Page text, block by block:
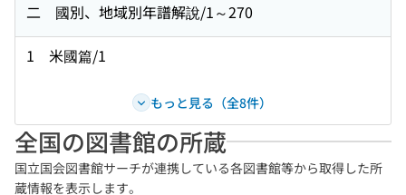
二 國別、地域別年譜解說/1～270
1 米國篇/1
もっと見る（全8件）
全国の図書館の所蔵
国立国会図書館サーチが連携している各図書館等から取得した所
蔵情報を表示します。